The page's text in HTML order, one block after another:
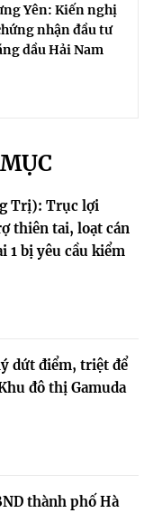
Yên: Kiến nghị
nhận đầu tư
dầu Hải Nam
Trị): Trục lợi
thiên tai, loạt cán
1 bị yêu cầu kiểm
dứt điểm, triệt để
đô thị Gamuda
thành phố Hà